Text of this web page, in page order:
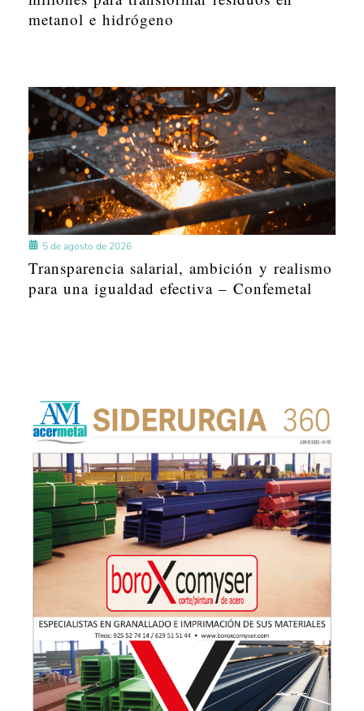
metanol e hidrógeno
5 de agosto de 2026
Transparencia salarial, ambición y realismo
para una igualdad efectiva – Confemetal